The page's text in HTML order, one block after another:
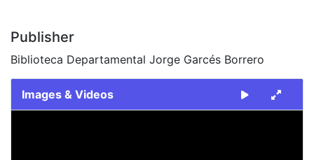
Publisher
Biblioteca Departamental Jorge Garcés Borrero
Images & Videos